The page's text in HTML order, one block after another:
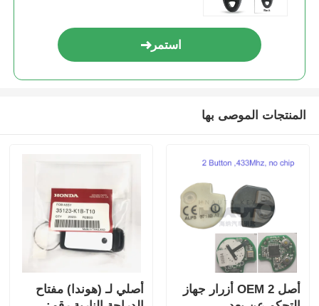
استمر
المنتجات الموصى بها
أصل OEM 2 أزرار جهاز
أصلي لـ (هوندا) مفتاح